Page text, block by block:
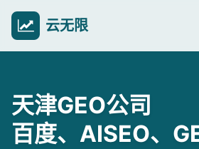
云无限
天津GEO公司
百度、AISEO、